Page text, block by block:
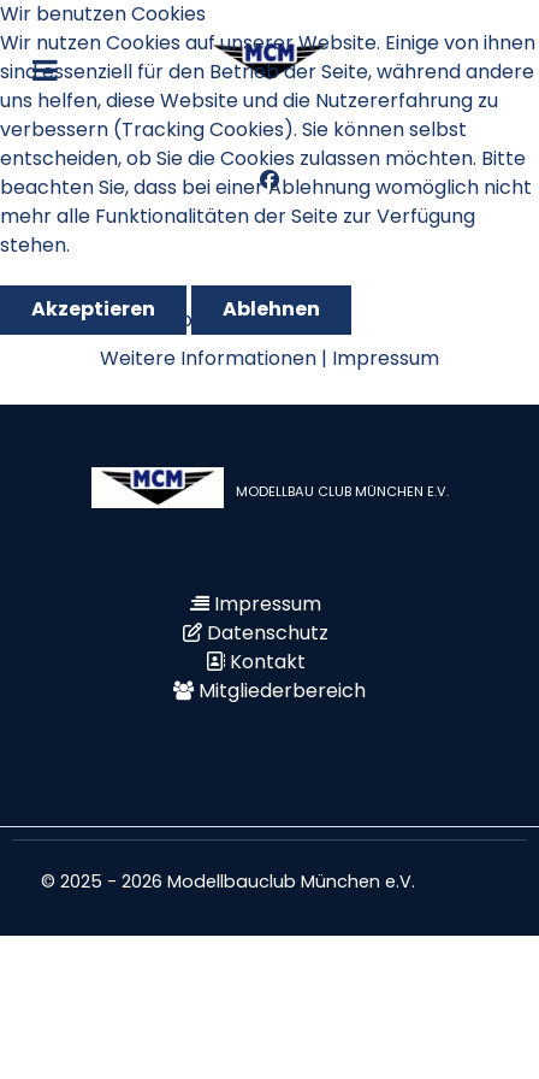
Oktoberpokal 2021
MODELLBAU CLUB MÜNCHEN E.V.
Impressum
Datenschutz
Kontakt
Mitgliederbereich
© 2025 - 2026 Modellbauclub München e.V.
Wir benutzen Cookies
Wir nutzen Cookies auf unserer Website. Einige von ihnen
sind essenziell für den Betrieb der Seite, während andere
uns helfen, diese Website und die Nutzererfahrung zu
verbessern (Tracking Cookies). Sie können selbst
entscheiden, ob Sie die Cookies zulassen möchten. Bitte
beachten Sie, dass bei einer Ablehnung womöglich nicht
mehr alle Funktionalitäten der Seite zur Verfügung
stehen.
Akzeptieren
Ablehnen
Weitere Informationen | Impressum